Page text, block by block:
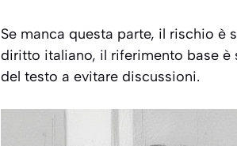
Se manca questa parte, il rischio è
diritto italiano, il riferimento base è
del testo a evitare discussioni.